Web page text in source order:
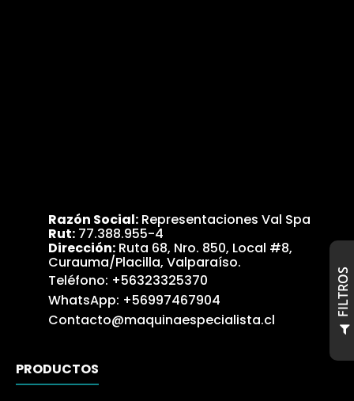
Razón Social:Representaciones Val Spa
Rut:77.388.955-4
Dirección:Ruta 68, Nro. 850, Local #8,
Curauma/Placilla, Valparaíso.
Teléfono: +56323325370
WhatsApp: +56997467904
Contacto@maquinaespecialista.cl
PRODUCTOS
S